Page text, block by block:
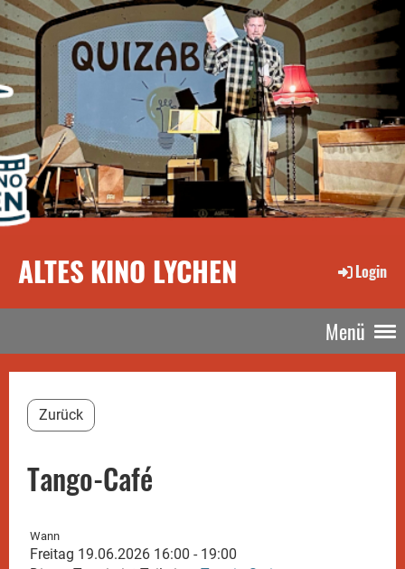
ALTES KINO LYCHEN Login
Menü
Zurück
Tango-Café
Wann
Freitag 19.06.2026 16:00 - 19:00